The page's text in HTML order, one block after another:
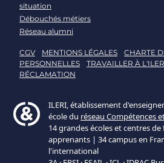
situation
Débouchés métiers
Réseau alumni
CGV MENTIONS LÉGALES
CHARTE
PERSONNELLES
TRAVAILLER À
RÉCLAMATION